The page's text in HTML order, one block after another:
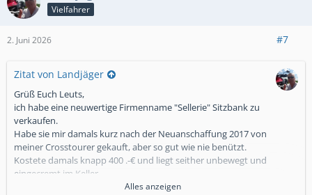
Vielfahrer
2. Juni 2026 #7
Zitat von Landjäger
Grüß Euch Leuts,
ich habe eine neuwertige Firmenname "Sellerie" Sitzbank zu
verkaufen.
Habe sie mir damals kurz nach der Neuanschaffung 2017 von
meiner Crosstourer gekauft, aber so gut wie nie benützt.
Kostete damals knapp 400 .-€ und liegt seither unbewegt und
eingecremt im Keller.
Weicher Gelsattel der sich wie auf dem Sofa anfüllt, aber für
Alles anzeigen